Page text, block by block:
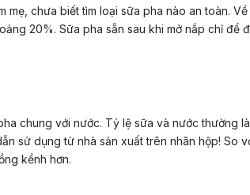
mẹ, chưa biết tìm loại sữa pha nào an toàn. Về
20%. Sữa pha sẵn sau khi mở nắp chỉ để
chung với nước. Tỷ lệ sữa và nước thường là
sử dụng từ nhà sản xuất trên nhãn hộp! So
kềnh hơn.